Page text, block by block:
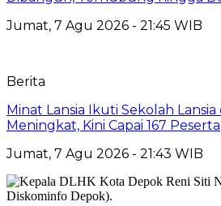
Jumat, 7 Agu 2026 - 21:45 WIB
Berita
Minat Lansia Ikuti Sekolah
Meningkat, Kini Capai 167 Peserta
Jumat, 7 Agu 2026 - 21:43 WIB